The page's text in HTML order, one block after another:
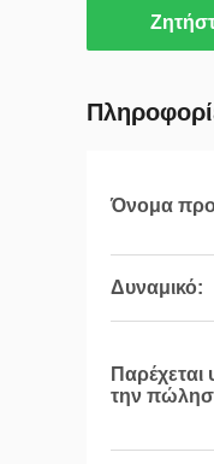
Όνομα
Δυναμικό:
Παρέχεται
την